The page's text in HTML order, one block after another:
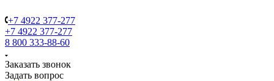
+7 4922 377-277
+7 4922 377-277
8 800 333-88-60
Заказать звонок
Задать вопрос